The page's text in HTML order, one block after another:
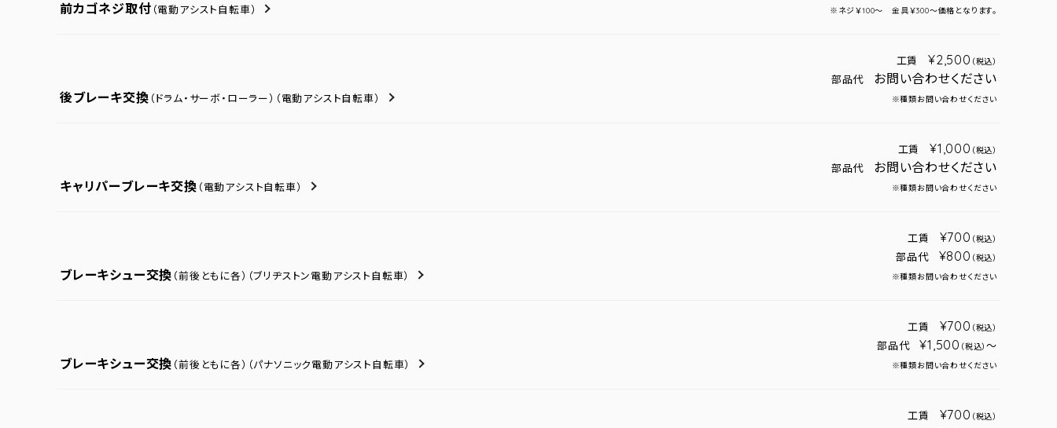
前カゴネジ取付 （電動アシスト自転車） ※ネジ￥100～ 金具￥300～価格となります。
後ブレーキ交換 （ドラム・サーボ・ローラー） （電動アシスト自転車）
工賃 ¥2,500 （税込）
部品代 お問い合わせください
※種類お問い合わせください
キャリパーブレーキ交換 （電動アシスト自転車）
工賃 ¥1,000 （税込）
部品代 お問い合わせください
※種類お問い合わせください
ブレーキシュー交換 （前後ともに各） （ブリヂストン電動アシスト自転車）
工賃 ¥700 （税込）
部品代 ¥800 （税込）
※種類お問い合わせください
ブレーキシュー交換 （前後ともに各） （パナソニック電動アシスト自転車）
工賃 ¥700 （税込）
部品代 ¥1,500 （税込）～
※種類お問い合わせください
工賃 ¥700 （税込）